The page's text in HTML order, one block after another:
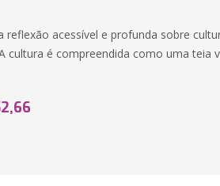
reflexão acessível e profunda sobre
cultura é compreendida como uma teia